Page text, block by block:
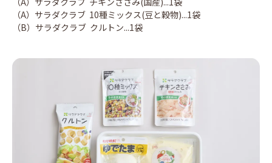
（A）サラダクラブ 10種ミックス(豆と穀物)...1袋
（B）サラダクラブ クルトン...1袋